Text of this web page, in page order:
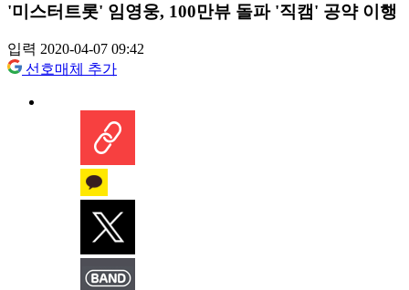
'미스터트롯' 임영웅, 100만뷰 돌파 '직캠' 공약 이행
입력 2020-04-07 09:42
선호매체 추가